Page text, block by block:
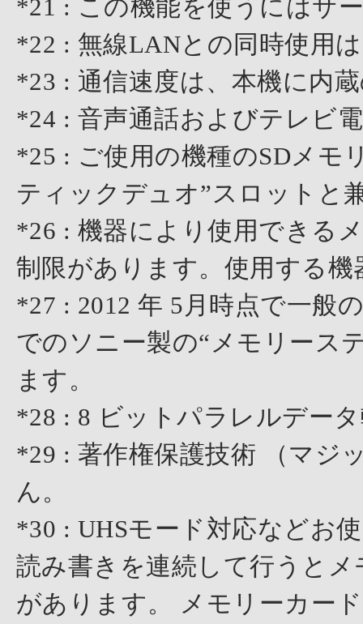
*21 : この機能を使うにはサ
*22 : 無線LANとの同時使用
*23 : 通信速度は、本機に内
*24 : 音声通話およびテレビ
*25 : ご使用の機種のSDメモ
ティックデュオ”スロットと
*26 : 機器により使用できる
制限があります。使用する
*27 : 2012 年 5月時点で一般
でのソニー製の“メモリース
ます。
*28 : 8 ビットパラレルデー
*29 : 著作権保護技術 （マジ
ん。
*30 : UHSモード対応などお
読み書きを連続して行うと
があります。 メモリーカー